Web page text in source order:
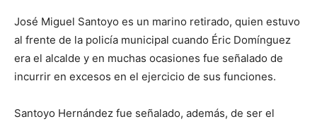
José Miguel Santoyo es un marino retirado, quien estuvo
al frente de la policía municipal cuando Éric Domínguez
era el alcalde y en muchas ocasiones fue señalado de
incurrir en excesos en el ejercicio de sus funciones.
Santoyo Hernández fue señalado, además, de ser el